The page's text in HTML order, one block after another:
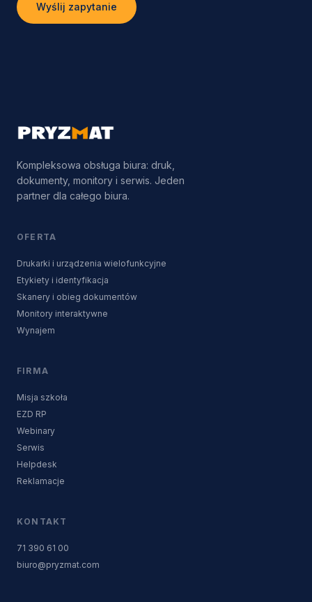
Wyślij zapytanie
Kompleksowa obsługa biura: druk,
dokumenty, monitory i serwis. Jeden
partner dla całego biura.
OFERTA
Drukarki i urządzenia wielofunkcyjne
Etykiety i identyfikacja
Skanery i obieg dokumentów
Monitory interaktywne
Wynajem
FIRMA
Misja szkoła
EZD RP
Webinary
Serwis
Helpdesk
Reklamacje
KONTAKT
71 390 61 00
biuro@pryzmat.com